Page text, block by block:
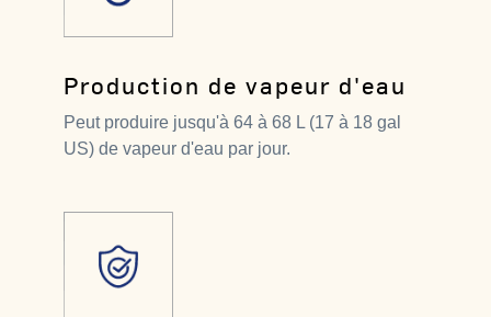
Production de vapeur d'eau
Peut produire jusqu'à 64 à 68 L (17 à 18 gal
US) de vapeur d'eau par jour.